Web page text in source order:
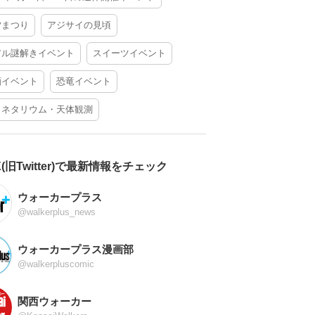
つり アジサイの見頃
謎解きイベント スイーツイベント
ベント 恐竜イベント
タリウム・天体観測
旧Twitter)で最新情報をチェック
ウォーカープラス
@walkerplus_news
ウォーカープラス漫画部
@walkerpluscomic
関西ウォーカー